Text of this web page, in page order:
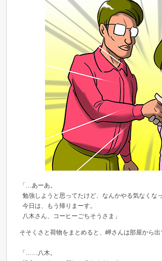
「…あーあ。
勉強しようと思ってたけど、なんかやる気なくな
今日は、もう帰りまーす。
八木さん、コーヒーごちそうさま」
そそくさと荷物をまとめると、岬さんは部屋から出
「……八木。